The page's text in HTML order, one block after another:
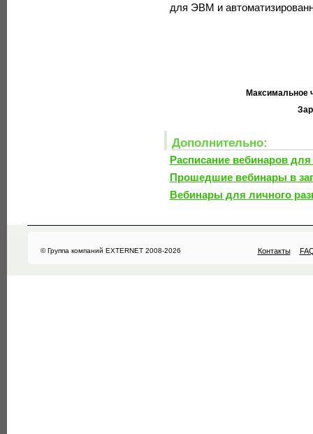
для ЭВМ и
Максимальное
Дополнительно:
Расписание вебинаров для
Прошедшие вебинары в
Вебинары для личного
© Группа компаний EXTERNET 2008-2026 Контакты